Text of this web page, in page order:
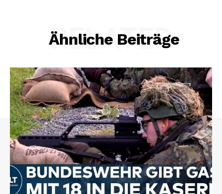
Ähnliche Beiträge
RELATED